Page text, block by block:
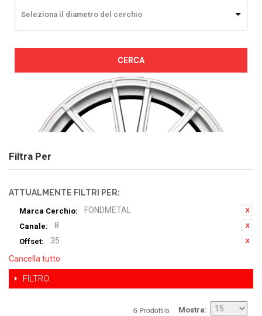
Seleziona il diametro del cerchio
CERCA
Filtra Per
ATTUALMENTE FILTRI PER:
Marca Cerchio: FONDMETAL
Canale: 8
Offset:
35
Cancella tutto
FILTRO
6 Prodotti/o Mostra